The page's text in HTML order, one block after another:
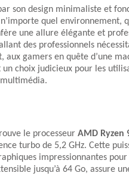
son design minimaliste et
quel environnement,
une allure élégante et
des professionnels
aux gamers en quête d’une
choix judicieux pour les
le processeur AMD Ryzen
turbo de 5,2 GHz. Cette
impressionnantes
jusqu’à 64 Go, assure